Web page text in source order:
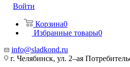
Войти
Корзина0
Избранные товары0
info@sladkond.ru
г. Челябинск, ул. 2–ая